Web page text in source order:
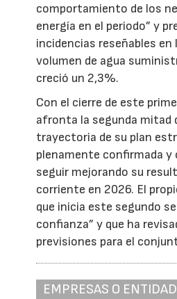
comportamiento de los
energía en el periodo” y
incidencias reseñables en
volumen de agua
creció un 2,3%.
Con el cierre de este
afronta la segunda mitad
trayectoria de su plan
plenamente confirmada y
seguir mejorando su
corriente en 2026. El
que inicia este segundo
confianza” y que ha
previsiones para el
EMPRESAS O